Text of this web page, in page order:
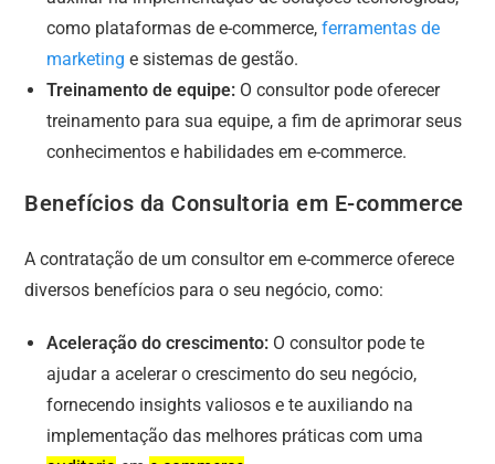
como plataformas de e-commerce,ferramentas de
marketinge sistemas de gestão.
Treinamento de equipe: O consultor pode oferecer
treinamento para sua equipe, a fim de aprimorar seus
conhecimentos e habilidades em e-commerce.
Benefícios da Consultoria em E-commerce
A contratação de um consultor em e-commerce oferece
diversos benefícios para o seu negócio, como:
Aceleração do crescimento: O consultor pode te
ajudar a acelerar o crescimento do seu negócio,
fornecendo insights valiosos e te auxiliando na
implementação das melhores práticas com uma